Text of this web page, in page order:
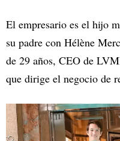
El empresario es el hijo
su padre con Hélène
de 29 años, CEO de
que dirige el negocio de